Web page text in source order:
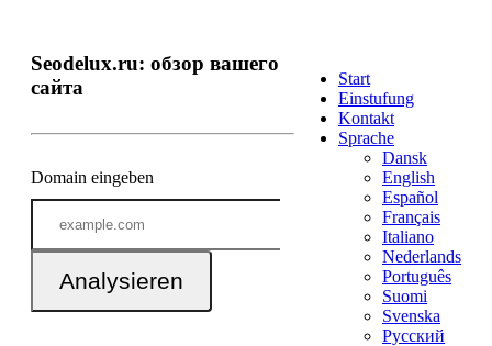
Start
Einstufung
Kontakt
Sprache
Dansk
English
Español
Français
Italiano
Nederlands
Português
Suomi
Svenska
Русский
Seodelux.ru: обзор вашего
сайта
Domain eingeben
Analysieren